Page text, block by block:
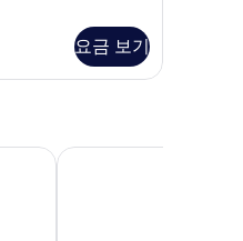
요금 보기
파라다이스 호텔 이천